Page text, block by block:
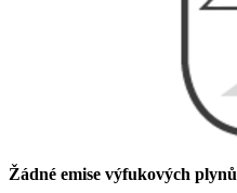
Žádné emise výfukových plynů